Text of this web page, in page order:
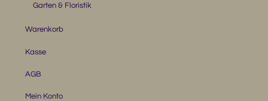
Garten & Floristik
Warenkorb
Kasse
AGB
Mein Konto